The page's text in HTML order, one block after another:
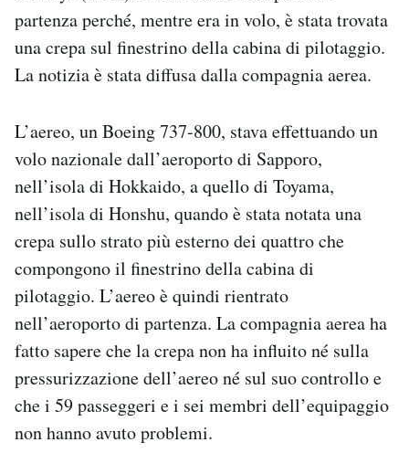
AREA PERSONALE
Newsletter
Hai bisogno di aiuto?
Esci
partenza perché, mentre era in volo, è stata trovata
una crepa sul finestrino della cabina di pilotaggio.
La notizia è stata diffusa dalla compagnia aerea.
L’aereo, un Boeing 737-800, stava effettuando un
volo nazionale dall’aeroporto di Sapporo,
nell’isola di Hokkaido, a quello di Toyama,
nell’isola di Honshu, quando è stata notata una
crepa sullo strato più esterno dei quattro che
compongono il finestrino della cabina di
pilotaggio. L’aereo è quindi rientrato
nell’aeroporto di partenza. La compagnia aerea ha
fatto sapere che la crepa non ha influito né sulla
pressurizzazione dell’aereo né sul suo controllo e
che i 59 passeggeri e i sei membri dell’equipaggio
non hanno avuto problemi.